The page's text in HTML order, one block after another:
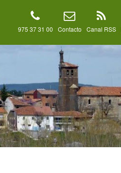
Canal RSS
Contacto
975 37 31 00